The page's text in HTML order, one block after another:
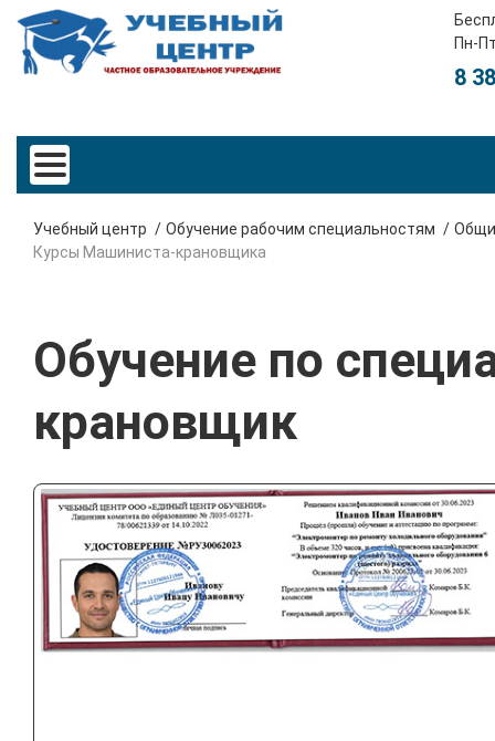
Пн-
8
Учебный центр Обучение рабочим специальностям
Курсы Машиниста-крановщика
Обучение по
крановщик